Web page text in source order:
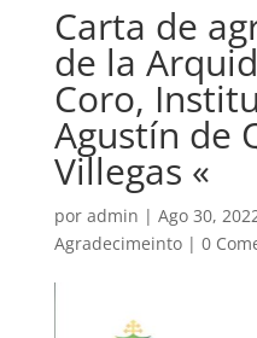
Carta de
de la
Coro,
Agustín de
Villegas «
por admin | Ago 30,
Agradecimeinto| 0